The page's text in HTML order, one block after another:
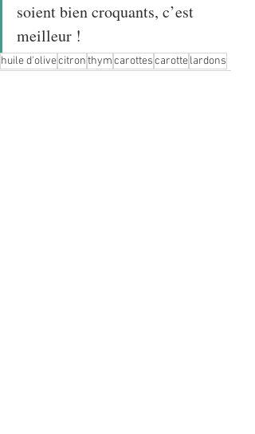
soient bien croquants, c’est
meilleur !
huile d'olivecitronthymcarottescarottelardons